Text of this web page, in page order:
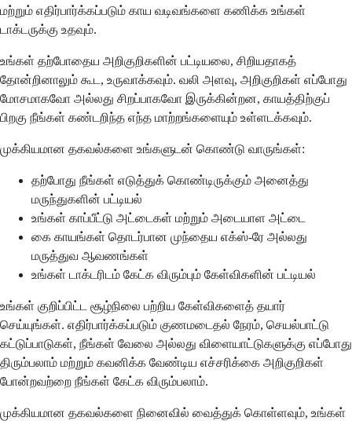
மற்றும் எதிர்பார்க்கப்படும் காய வடிவங்களை கணிக்க உங்கள்
டாக்டருக்கு உதவும்.
உங்கள் தற்போதைய அறிகுறிகளின் பட்டியலை, சிறியதாகத்
தோன்றினாலும் கூட, உருவாக்கவும். வலி அளவு, அறிகுறிகள் எப்போது
மோசமாகவோ அல்லது சிறப்பாகவோ இருக்கின்றன, காயத்திற்குப்
பிறகு நீங்கள் கண்டறிந்த எந்த மாற்றங்களையும் உள்ளடக்கவும்.
முக்கியமான தகவல்களை உங்களுடன் கொண்டு வாருங்கள்:
தற்போது நீங்கள் எடுத்துக் கொண்டிருக்கும் அனைத்து
மருந்துகளின் பட்டியல்
உங்கள் காப்பீட்டு அட்டைகள் மற்றும் அடையாள அட்டை
கை காயங்கள் தொடர்பான முந்தைய எக்ஸ்-ரே அல்லது
மருத்துவ ஆவணங்கள்
உங்கள் டாக்டரிடம் கேட்க விரும்பும் கேள்விகளின் பட்டியல்
உங்கள் குறிப்பிட்ட சூழ்நிலை பற்றிய கேள்விகளைத் தயார்
செய்யுங்கள். எதிர்பார்க்கப்படும் குணமடைதல் நேரம், செயல்பாட்டு
கட்டுப்பாடுகள், நீங்கள் வேலை அல்லது விளையாட்டுகளுக்கு எப்போது
திரும்பலாம் மற்றும் கவனிக்க வேண்டிய எச்சரிக்கை அறிகுறிகள்
போன்றவற்றை நீங்கள் கேட்க விரும்பலாம்.
முக்கியமான தகவல்களை நினைவில் வைத்துக் கொள்ளவும், உங்கள்